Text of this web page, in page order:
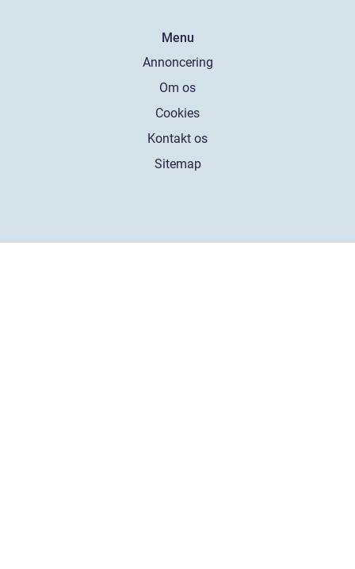
Menu
Annoncering
Om os
Cookies
Kontakt os
Sitemap